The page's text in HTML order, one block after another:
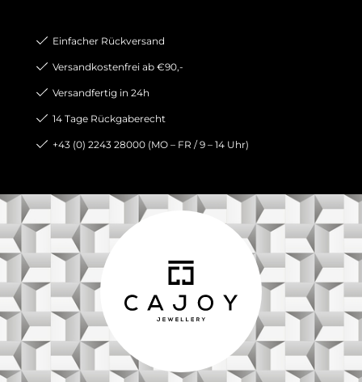
Einfacher Rückversand
Versandkostenfrei ab €90,-
Versandfertig in 24h
14 Tage Rückgaberecht
+43 (0) 2243 28000 (MO – FR / 9 – 14 Uhr)